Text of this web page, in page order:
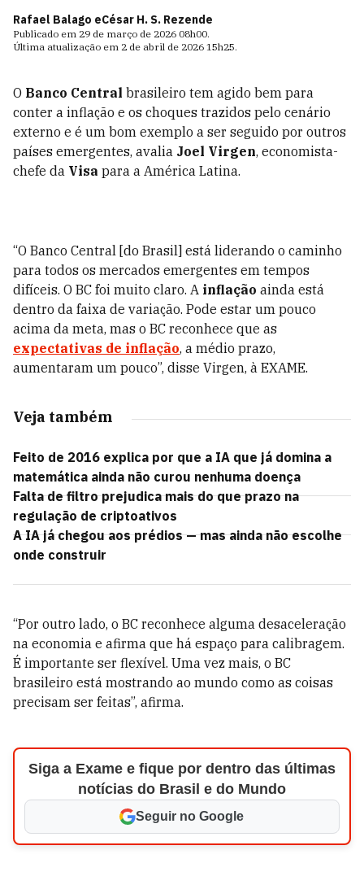
Rafael Balago eCésar H. S. Rezende
Publicado em 29 de março de 2026 08h00.
Última atualização em 2 de abril de 2026 15h25.
O Banco Central brasileiro tem agido bem para
conter a inflação e os choques trazidos pelo cenário
externo e é um bom exemplo a ser seguido por outros
países emergentes, avalia Joel Virgen, economista-
chefe da Visa para a América Latina.
“O Banco Central [do Brasil] está liderando o caminho
para todos os mercados emergentes em tempos
difíceis. O BC foi muito claro. A inflação ainda está
dentro da faixa de variação. Pode estar um pouco
acima da meta, mas o BC reconhece que as
expectativas de inflação, a médio prazo,
aumentaram um pouco”, disse Virgen, à EXAME.
Veja também
Feito de 2016 explica por que a IA que já domina a
matemática ainda não curou nenhuma doença
Falta de filtro prejudica mais do que prazo na
regulação de criptoativos
A IA já chegou aos prédios — mas ainda não escolhe
onde construir
“Por outro lado, o BC reconhece alguma desaceleração
na economia e afirma que há espaço para calibragem.
É importante ser flexível. Uma vez mais, o BC
brasileiro está mostrando ao mundo como as coisas
precisam ser feitas”, afirma.
Siga a Exame e fique por dentro das últimas
notícias do Brasil e do Mundo
Seguir no Google